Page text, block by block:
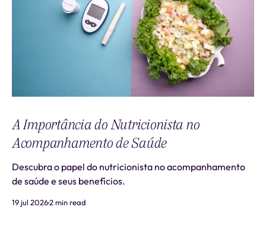
A Importância do Nutricionista no
Acompanhamento de Saúde
Descubra o papel do nutricionista no acompanhamento
de saúde e seus benefícios.
19 jul 20262 min read